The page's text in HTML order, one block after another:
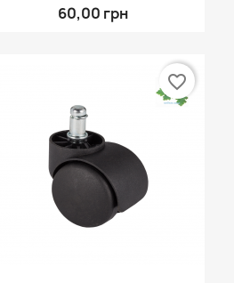
60,00 грн
favorite_border